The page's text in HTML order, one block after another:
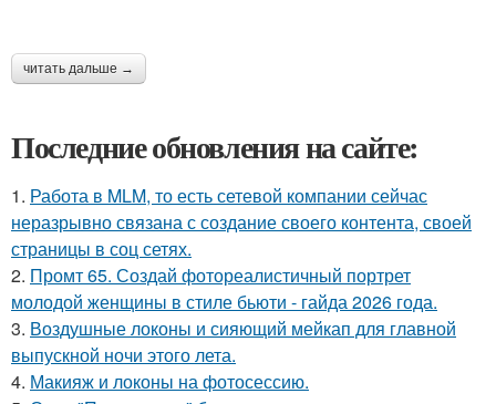
читать дальше →
Последние обновления на сайте:
1. Работа в MLM, то есть сетевой компании сейчас
неразрывно связана с создание своего контента, своей
страницы в соц сетях.
2. Промт 65. Создай фотореалистичный портрет
молодой женщины в стиле бьюти - гайда 2026 года.
3. Воздушные локоны и сияющий мейкап для главной
выпускной ночи этого лета.
4. Макияж и локоны на фотосессию.